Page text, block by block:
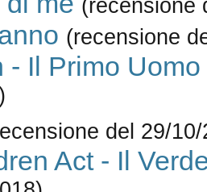
(recensione
(recensione
- Il Primo Uomo
del 29/
Act - Il